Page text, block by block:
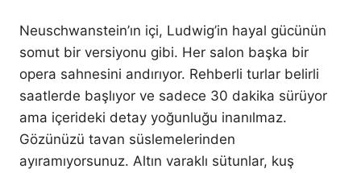
Neuschwanstein’ın içi, Ludwig’in hayal gücünün
somut bir versiyonu gibi. Her salon başka bir
opera sahnesini andırıyor. Rehberli turlar belirli
saatlerde başlıyor ve sadece 30 dakika sürüyor
ama içerideki detay yoğunluğu inanılmaz.
Gözünüzü tavan süslemelerinden
ayıramıyorsunuz. Altın varaklı sütunlar, kuş